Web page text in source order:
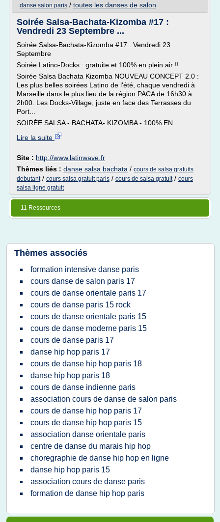
danse salon paris / toutes les danses de salon
Soirée Salsa-Bachata-Kizomba #17 :
Vendredi 23 Septembre ...
Soirée Salsa-Bachata-Kizomba #17 : Vendredi 23
Septembre
Soirée Latino-Docks : gratuite et 100% en plein air !!
Soirée Salsa Bachata Kizomba NOUVEAU CONCEPT 2.0 :
Les plus belles soirées Latino de l'été, chaque vendredi à
Marseille dans le plus lieu de la région PACA de 16h30 à
2h00. Les Docks-Village, juste en face des Terrasses du
Port...
SOIRÉE SALSA - BACHATA- KIZOMBA - 100% EN...
Lire la suite
Site : http://www.latinwave.fr
Thèmes liés : danse salsa bachata / cours de salsa gratuits
debutant/ cours salsa gratuit paris / cours de salsa gratuit/ cours
salsa ligne gratuit
11 Ressources
Thèmes associés
formation intensive danse paris
cours danse de salon paris 17
cours de danse orientale paris 17
cours de danse paris 15 rock
cours de danse orientale paris 15
cours de danse moderne paris 15
cours de danse paris 17
danse hip hop paris 17
cours de danse hip hop paris 18
danse hip hop paris 18
cours de danse indienne paris
association cours de danse de salon paris
cours de danse hip hop paris 17
cours de danse hip hop paris 15
association danse orientale paris
centre de danse du marais hip hop
choregraphie de danse hip hop en ligne
danse hip hop paris 15
association cours de danse paris
formation de danse hip hop paris